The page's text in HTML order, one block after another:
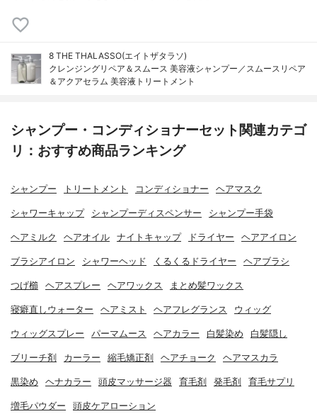
8 THE THALASSO(エイトザタラソ)
クレンジングリペア＆スムース 美容液シャンプー／スムースリペア
＆アクアセラム 美容液トリートメント
シャンプー・コンディショナーセット関連カテゴ
リ：おすすめ商品ランキング
シャンプー トリートメント コンディショナー ヘアマスク
シャワーキャップ シャンプーディスペンサー シャンプー手袋
ヘアミルク ヘアオイル ナイトキャップ ドライヤー ヘアアイロン
ブラシアイロン シャワーヘッド くるくるドライヤー ヘアブラシ
つげ櫛 ヘアスプレー ヘアワックス まとめ髪ワックス
寝癖直しウォーター ヘアミスト ヘアフレグランス ウィッグ
ウィッグスプレー パーマムース ヘアカラー 白髪染め 白髪隠し
ブリーチ剤 カーラー 縮毛矯正剤 ヘアチョーク ヘアマスカラ
黒染め ヘナカラー 頭皮マッサージ器 育毛剤 発毛剤 育毛サプリ
増毛パウダー 頭皮ケアローション